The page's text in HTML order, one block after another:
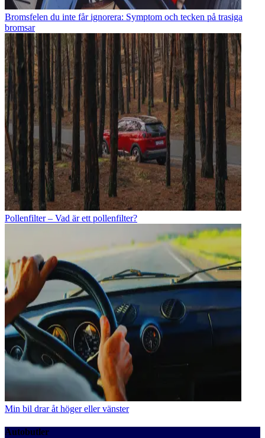
Bromsfelen du inte får ignorera: Symptom och tecken på trasiga
bromsar
Pollenfilter – Vad är ett pollenfilter?
Min bil drar åt höger eller vänster
Autobutler